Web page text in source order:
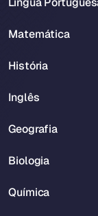
Matemática
História
Inglês
Geografia
Biologia
Química